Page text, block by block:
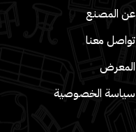
عن المصنع
تواصل معنا
المعرض
سياسة الخصوصية